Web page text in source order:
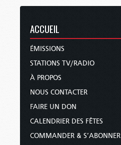
ACCUEIL
ÉMISSIONS
STATIONS TV/RADIO
À PROPOS
NOUS CONTACTER
FAIRE UN DON
CALENDRIER DES FÊTES
COMMANDER & S’ABONNER